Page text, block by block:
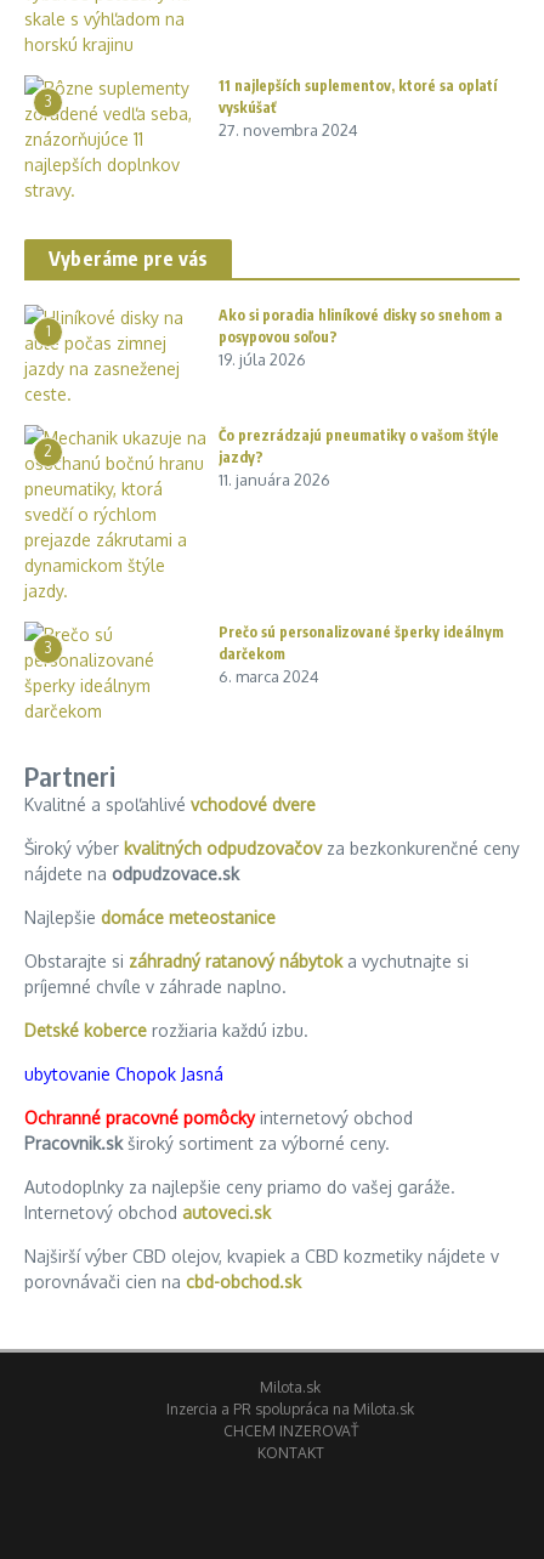
3
11 najlepších suplementov, ktoré sa oplatí
vyskúšať
27. novembra 2024
Vyberáme pre vás
1
Ako si poradia hliníkové disky so snehom a
posypovou soľou?
19. júla 2026
2
Čo prezrádzajú pneumatiky o vašom štýle
jazdy?
11. januára 2026
3
Prečo sú personalizované šperky ideálnym
darčekom
6. marca 2024
Partneri
Kvalitné a spoľahlivé vchodové dvere
Široký výber kvalitných odpudzovačovza bezkonkurenčné ceny
nájdete na odpudzovace.sk
Najlepšie domáce meteostanice
Obstarajte si záhradný ratanový nábytoka vychutnajte si
príjemné chvíle v záhrade naplno.
Detské koberce rozžiaria každú izbu.
ubytovanie Chopok Jasná
Ochranné pracovné pomôckyinternetový obchod
Pracovnik.skširoký sortiment za výborné ceny.
Autodoplnky za najlepšie ceny priamo do vašej garáže.
Internetový obchod autoveci.sk
Najširší výber CBD olejov, kvapiek a CBD kozmetiky nájdete v
porovnávači cien na cbd-obchod.sk
Milota.sk
Inzercia a PR spolupráca na Milota.sk
CHCEM INZEROVAŤ
KONTAKT